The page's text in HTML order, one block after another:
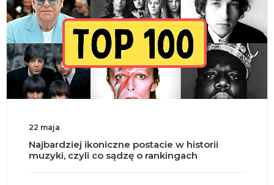
22 maja
Najbardziej ikoniczne postacie w historii
muzyki, czyli co sądzę o rankingach